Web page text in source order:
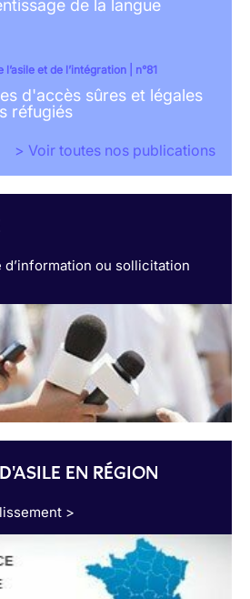
de la langue
l’asile et de l’intégration | n°81
d'accès sûres et légales
réfugiés
> Voir toutes nos publications
d’information ou sollicitation
EN RÉGION
>